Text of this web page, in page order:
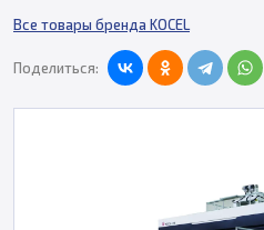
Все товары бренда KOCEL
Поделиться: